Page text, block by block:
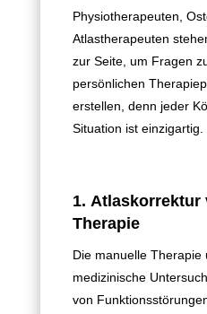
Physiotherapeuten,
Atlastherapeuten
zur Seite, um Fragen
persönlichen
erstellen, denn jeder
Situation ist einzigartig.
1. Atlaskorrektur
Therapie
Die manuelle Therapie
medizinische
von